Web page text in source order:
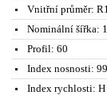
Vnitřní průměr:
Nominální šířka:
Profil: 60
Index nosnosti:
Index rychlosti: